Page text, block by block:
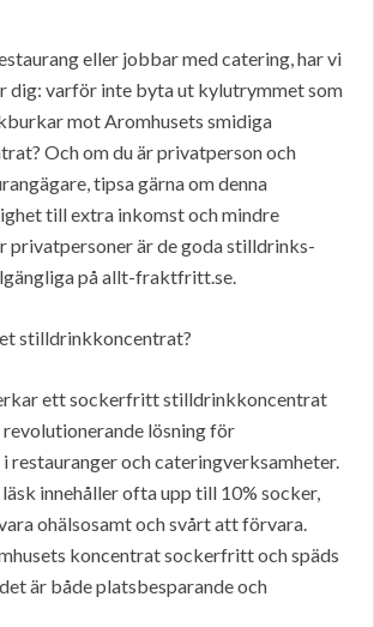
eller jobbar med catering, har vi
dig: varför inte byta ut kylutrymmet som
mot Aromhusets smidiga
Och om du är privatperson och
tipsa gärna om denna
till extra inkomst och mindre
privatpersoner är de goda stilldrinks-
på allt-fraktfritt.se.
stilldrinkkoncentrat?
ett sockerfritt stilldrinkkoncentrat
revolutionerande lösning för
restauranger och cateringverksamheter.
innehåller ofta upp till 10% socker,
ohälsosamt och svårt att förvara.
koncentrat sockerfritt och späds
är både platsbesparande och